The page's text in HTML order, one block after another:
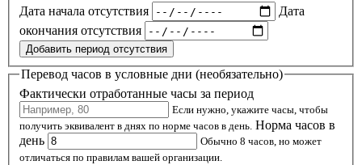
Дата начала отсутствия
Дата
окончания отсутствия
Добавить период отсутствия
Перевод часов в условные дни (необязательно)
Фактически отработанные часы за период
Если нужно, укажите часы, чтобы
получить эквивалент в днях по норме часов в день. Норма часов в
день
Обычно 8 часов, но может
отличаться по правилам вашей организации.